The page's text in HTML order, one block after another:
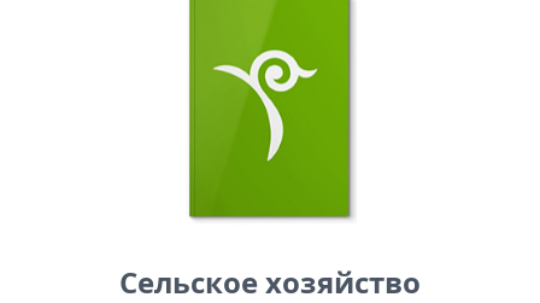
Сельское хозяйство